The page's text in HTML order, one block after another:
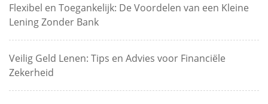
Flexibel en Toegankelijk: De Voordelen van een Kleine
Lening Zonder Bank
Veilig Geld Lenen: Tips en Advies voor Financiële
Zekerheid